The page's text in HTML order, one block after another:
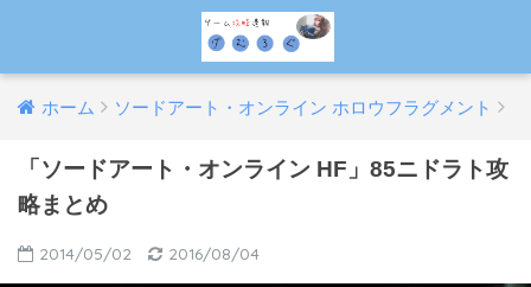
ホーム ソードアート・オンライン ホロウフラグメント
「ソードアート・オンライン HF」85ニドラト攻
略まとめ
2014/05/02 2016/08/04